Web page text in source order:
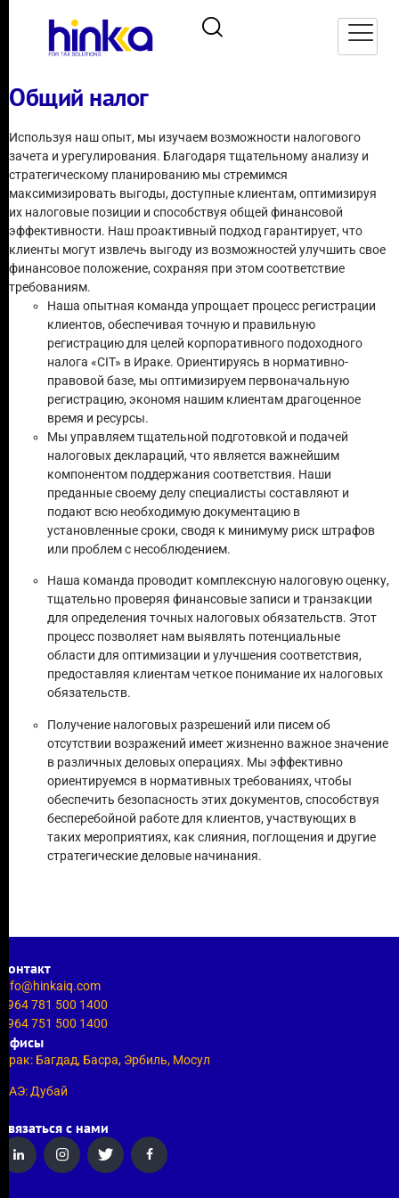
Общий налог
Используя наш опыт, мы изучаем возможности налогового
зачета и урегулирования. Благодаря тщательному анализу и
стратегическому планированию мы стремимся
максимизировать выгоды, доступные клиентам, оптимизируя
их налоговые позиции и способствуя общей финансовой
эффективности. Наш проактивный подход гарантирует, что
клиенты могут извлечь выгоду из возможностей улучшить свое
финансовое положение, сохраняя при этом соответствие
требованиям.
Наша опытная команда упрощает процесс регистрации
клиентов, обеспечивая точную и правильную
регистрацию для целей корпоративного подоходного
налога «CIT» в Ираке. Ориентируясь в нормативно-
правовой базе, мы оптимизируем первоначальную
регистрацию, экономя нашим клиентам драгоценное
время и ресурсы.
Мы управляем тщательной подготовкой и подачей
налоговых деклараций, что является важнейшим
компонентом поддержания соответствия. Наши
преданные своему делу специалисты составляют и
подают всю необходимую документацию в
установленные сроки, сводя к минимуму риск штрафов
или проблем с несоблюдением.
Наша команда проводит комплексную налоговую оценку,
тщательно проверяя финансовые записи и транзакции
для определения точных налоговых обязательств. Этот
процесс позволяет нам выявлять потенциальные
области для оптимизации и улучшения соответствия,
предоставляя клиентам четкое понимание их налоговых
обязательств.
Получение налоговых разрешений или писем об
отсутствии возражений имеет жизненно важное значение
в различных деловых операциях. Мы эффективно
ориентируемся в нормативных требованиях, чтобы
обеспечить безопасность этих документов, способствуя
бесперебойной работе для клиентов, участвующих в
таких мероприятиях, как слияния, поглощения и другие
стратегические деловые начинания.
Контакт
info@hinkaiq.com
+964 781 500 1400
+964 751 500 1400
Офисы
Ирак: Багдад, Басра, Эрбиль, Мосул
ОАЭ: Дубай
Связаться с нами